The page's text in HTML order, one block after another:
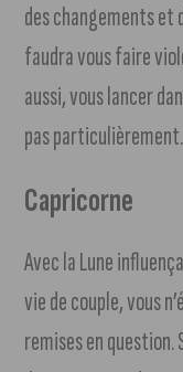
des changements
faudra vous faire
aussi, vous lancer
pas particulièrement.
Capricorne
Avec la Lune
vie de couple, vous
remises en